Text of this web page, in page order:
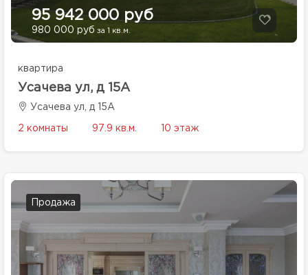
95 942 000 руб
980 000 руб за 1 кв.м.
квартира
Усачева ул, д 15А
Усачева ул, д 15А
2 комнаты 97.9 кв.м. 10 этаж
Продажа